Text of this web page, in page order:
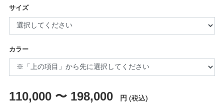
サイズ
カラー
110,000 〜 198,000 円 (税込)